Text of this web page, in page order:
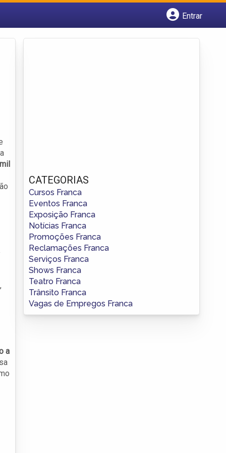
Entrar
a
CATEGORIAS
Cursos Franca
Eventos Franca
Exposição Franca
Notícias Franca
Promoções Franca
Reclamações Franca
Serviços Franca
Shows Franca
Teatro Franca
Trânsito Franca
Vagas de Empregos Franca